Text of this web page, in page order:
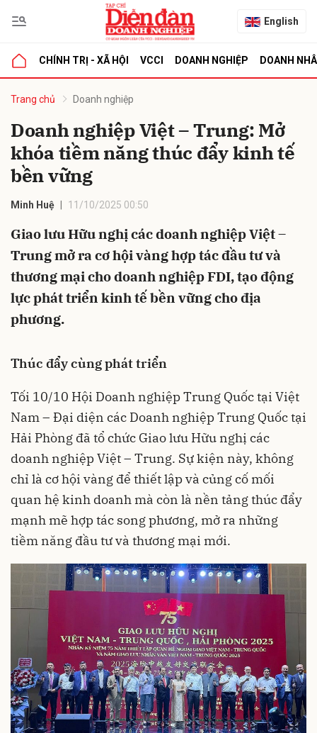
English
CHÍNH TRỊ - XÃ HỘI VCCI DOANH NGHIỆP DOANH
Trang chủ Doanh nghiệp
Doanh nghiệp Việt – Trung: Mở
khóa tiềm năng thúc đẩy kinh tế
bền vững
Minh Huệ 11/10/2025 00:50
Giao lưu Hữu nghị các doanh nghiệp Việt –
Trung mở ra cơ hội vàng hợp tác đầu tư và
thương mại cho doanh nghiệp FDI, tạo động
lực phát triển kinh tế bền vững cho địa
phương.
Thúc đẩy cùng phát triển
Tối 10/10 Hội Doanh nghiệp Trung Quốc tại Việt
Nam – Đại diện các Doanh nghiệp Trung Quốc tại
Hải Phòng đã tổ chức Giao lưu Hữu nghị các
doanh nghiệp Việt – Trung. Sự kiện này, không
chỉ là cơ hội vàng để thiết lập và củng cố mối
quan hệ kinh doanh mà còn là nền tảng thúc đẩy
mạnh mẽ hợp tác song phương, mở ra những
tiềm năng đầu tư và thương mại mới.
luận
Hủy